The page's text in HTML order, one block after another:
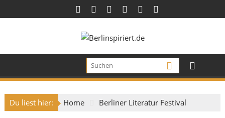
to
Du liest hier: Home Berliner Literatur Festival